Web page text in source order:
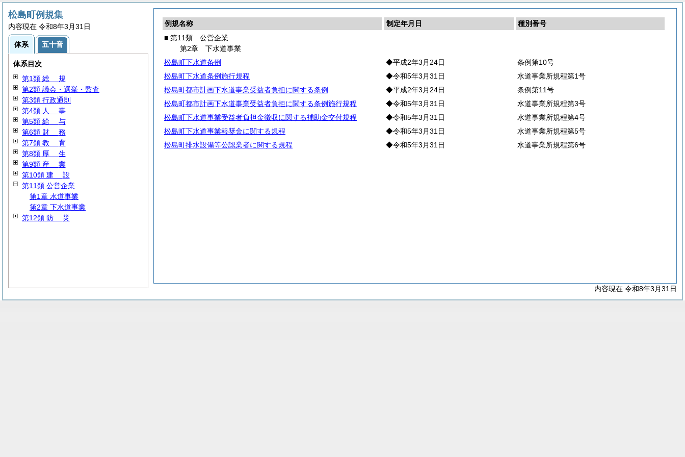
例規名称 制定年月日
種別番号
■ 第11類 公営企業
第2章 下水道事業
松島町下水道条例
◆平成2年3月24日
条例第10号
松島町下水道条例施行規程
◆令和5年3月31日
水道事業所規程第1号
松島町都市計画下水道事業受益者負担に関する条例
◆平成2年3月24日
条例第11号
松島町都市計画下水道事業受益者負担に関する条例施行規程
◆令和5年3月31日
水道事業所規程第3号
松島町下水道事業受益者負担金徴収に関する補助金交付規程
◆令和5年3月31日
水道事業所規程第4号
松島町下水道事業報奨金に関する規程
◆令和5年3月31日
水道事業所規程第5号
松島町排水設備等公認業者に関する規程
◆令和5年3月31日 水道事業所規程第6号
内容現在 令和8年3月31日
松島町例規集
内容現在 令和8年3月31日
体系 五十音
体系目次
第1類 総 規
第2類 議会・選挙・監査
第3類 行政通則
第4類 人 事
第5類 給 与
第6類 財 務
第7類 教 育
第8類 厚 生
第9類 産 業
第10類 建 設
第11類 公営企業
第1章 水道事業
第2章 下水道事業
第12類 防 災